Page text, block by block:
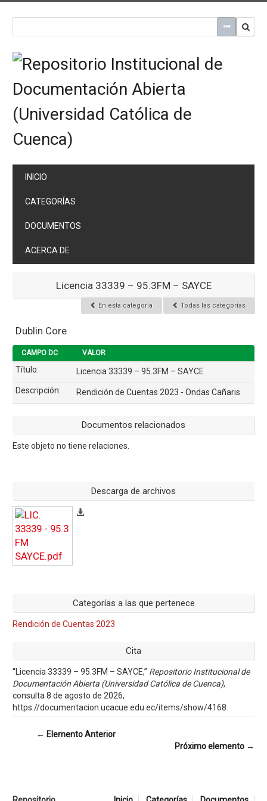
INICIO
CATEGORÍAS
DOCUMENTOS
ACERCA DE
Licencia 33339 – 95.3FM – SAYCE
En esta categoría Todas las categorías
Dublin Core
CAMPO DC VALOR
Título:
Licencia 33339 – 95.3FM – SAYCE
Descripción:
Rendición de Cuentas 2023 - Ondas Cañaris
Documentos relacionados
Este objeto no tiene relaciones.
Descarga de archivos
Categorías a las que pertenece
Rendición de Cuentas 2023
Cita
“Licencia 33339 – 95.3FM – SAYCE,” Repositorio Institucional de
Documentación Abierta (Universidad Católica de Cuenca),
consulta 8 de agosto de 2026,
https://documentacion.ucacue.edu.ec/items/show/4168
← Elemento Anterior
Próximo elemento →